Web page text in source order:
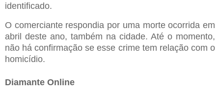
identificado.
O comerciante respondia por uma morte ocorrida em
abril deste ano, também na cidade. Até o momento,
não há confirmação se esse crime tem relação com o
homicídio.
Diamante Online